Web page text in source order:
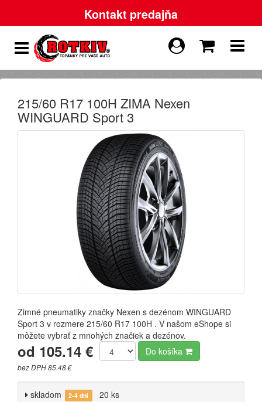
Kontakt predajňa
215/60 R17 100H ZIMA Nexen
WINGUARD Sport 3
Zimné pneumatiky značky Nexen s dezénom WINGUARD
Sport 3 v rozmere 215/60 R17 100H . V našom eShope si
môžete vybrať z mnohých značiek a dezénov.
od 105.14 €
bez DPH 85.48 €
Do košíka
skladom 2-4 dni
20 ks